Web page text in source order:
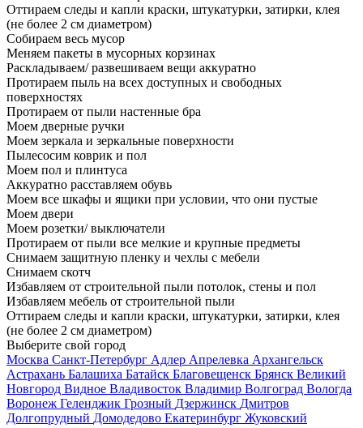
Оттираем следы и капли краски, штукатурки, затирки, клея
(не более 2 см диаметром)
Собираем весь мусор
Меняем пакеты в мусорных корзинах
Раскладываем/ развешиваем вещи аккуратно
Протираем пыль на всех доступных и свободных
поверхностях
Протираем от пыли настенные бра
Моем дверные ручки
Моем зеркала и зеркальные поверхности
Пылесосим коврик и пол
Моем пол и плинтуса
Аккуратно расставляем обувь
Моем все шкафы и ящики при условии, что они пустые
Моем двери
Моем розетки/ выключатели
Протираем от пыли все мелкие и крупные предметы
Снимаем защитную пленку и чехлы с мебели
Снимаем скотч
Избавляем от строительной пыли потолок, стены и пол
Избавляем мебель от строительной пыли
Оттираем следы и капли краски, штукатурки, затирки, клея
(не более 2 см диаметром)
Выберите свой город
Москва Санкт-Петербург Адлер Апрелевка Архангельск
Астрахань Балашиха Батайск Благовещенск Брянск Великий
Новгород Видное Владивосток Владимир Волгоград Вологда
Воронеж Геленджик Грозный Дзержинск Дмитров
Долгопрудный Домодедово Екатеринбург Жуковский